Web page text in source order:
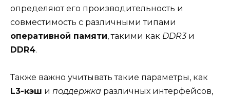
определяют его производительность и
совместимость с различными типами
оперативной памяти, такими как DDR3и
DDR4.
Также важно учитывать такие параметры, как
L3-кэш и поддержка различных интерфейсов,